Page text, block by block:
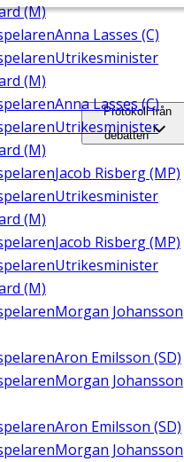
(M)
Anna Lasses (C)
Utrikesminister
(M)
Anna Lasses (C)
Utrikesminister
(M)
Jacob Risberg (MP)
Utrikesminister
(M)
Jacob Risberg (MP)
Utrikesminister
(M)
Morgan Johansson
Aron Emilsson (SD)
Morgan Johansson
Aron Emilsson (SD)
Morgan Johansson
Protokoll från
debatten